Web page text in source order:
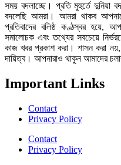
সময় বদলাচ্ছে। প্রতি মুহুর্তে দুনিয়া
বদলেছি আমরা। আমরা থাকব
প্রতিবাদের বলিষ্ঠ কণ্ঠস্বর হয়ে,
সমালোচক এবং তথ্যের সবচেয়ে
কাজ খবর প্রকাশ করা। শাসন করা
দায়িত্ব। আপনারাও থাকুন আমাদের
Important Links
Contact
Privacy Policy
Contact
Privacy Policy